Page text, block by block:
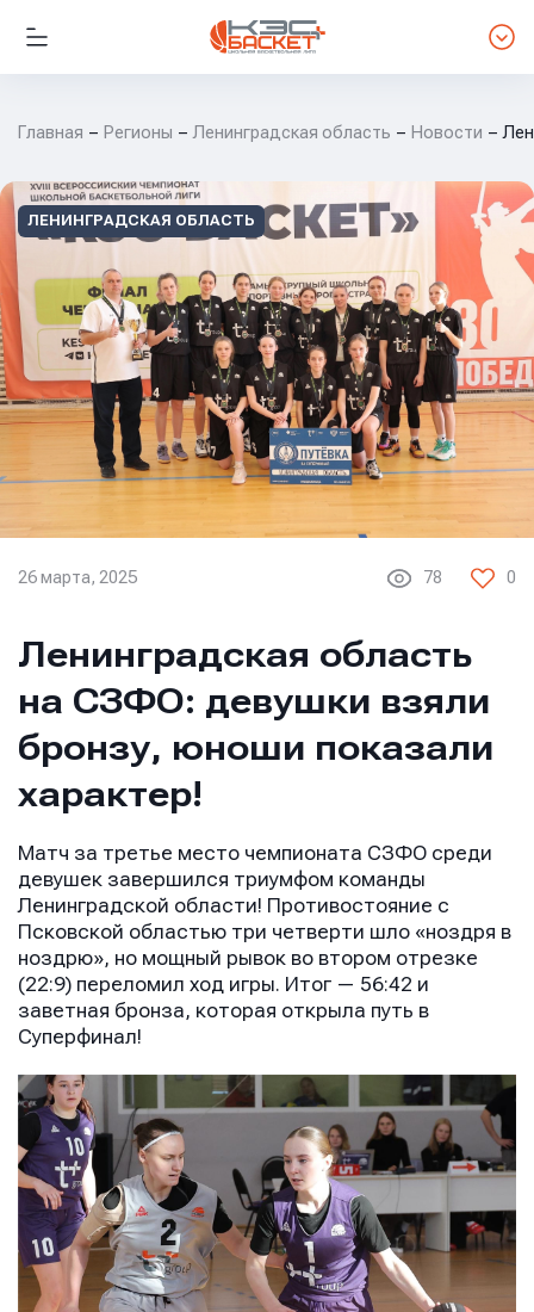
Главная Регионы Ленинградская область Новости
ЛЕНИНГРАДСКАЯ ОБЛАСТЬ
26 марта, 2025 78 0
Ленинградская область
на СЗФО: девушки взяли
бронзу, юноши показали
характер!
Матч за третье место чемпионата СЗФО среди
девушек завершился триумфом команды
Ленинградской области! Противостояние с
Псковской областью три четверти шло «ноздря в
ноздрю», но мощный рывок во втором отрезке
(22:9) переломил ход игры. Итог — 56:42 и
заветная бронза, которая открыла путь в
Суперфинал!